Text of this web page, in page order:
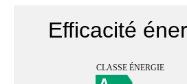
Efficacité